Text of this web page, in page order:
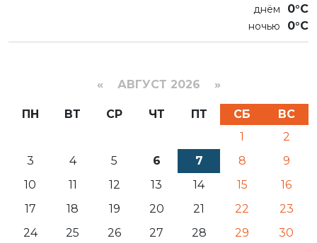
0°C
0°C
« АВГУСТ 2026 »
ПН ВТ СР ЧТ ПТ СБ
ВС
1
2
3
4 5 6 7 8
9
10
11 12 13 14 15
16
17
18 19 20 21 22
23
24
25 26 27 28 29 30